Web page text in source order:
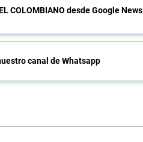
COLOMBIANO desde Google News
canal de Whatsapp